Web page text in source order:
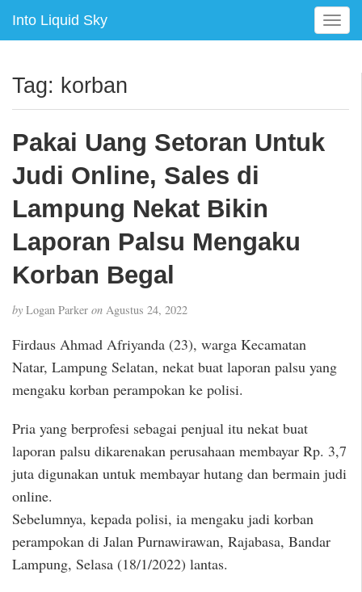
Into Liquid Sky
T
o
e
Tag: korban
Pakai Uang Setoran Untuk
Judi Online, Sales di
Lampung Nekat Bikin
Laporan Palsu Mengaku
Korban Begal
by Logan Parker on Agustus 24, 2022
Firdaus Ahmad Afriyanda (23), warga Kecamatan
Natar, Lampung Selatan, nekat buat laporan palsu yang
mengaku korban perampokan ke polisi.
Pria yang berprofesi sebagai penjual itu nekat buat
laporan palsu dikarenakan perusahaan membayar Rp. 3,7
juta digunakan untuk membayar hutang dan bermain judi
online.
Sebelumnya, kepada polisi, ia mengaku jadi korban
perampokan di Jalan Purnawirawan, Rajabasa, Bandar
Lampung, Selasa (18/1/2022) lantas.